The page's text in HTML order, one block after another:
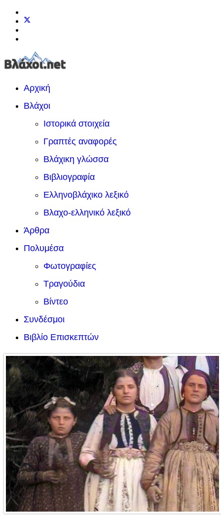
Αρχική
Βλάχοι
Ιστορικά στοιχεία
Γραπτές αναφορές
Βλάχικη γλώσσα
Βιβλιογραφία
Ελληνοβλάχικο λεξικό
Βλαχο-ελληνικό λεξικό
Άρθρα
Πολυμέσα
Φωτογραφίες
Τραγούδια
Βίντεο
Συνδέσμοι
Βιβλίο Επισκεπτών